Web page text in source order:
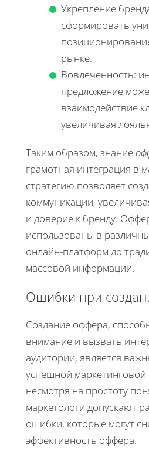
Укрепление
сформировать
рынке.
Вовлеченность:
предложение
взаимодействие
увеличивая
Таким образом, знание
грамотная интеграция в
стратегию позволяет
коммуникации,
и доверие к бренду.
использованы в
онлайн-платформ до
массовой информации.
Ошибки при
Создание оффера,
внимание и вызвать
аудитории, является
успешной маркетинговой
несмотря на простоту
маркетологи допускают
ошибки, которые могут
эффективность оффера.